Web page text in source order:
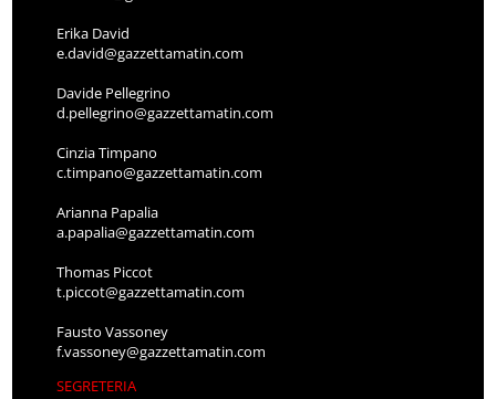
Erika David
e.david@gazzettamatin.com
Davide Pellegrino
d.pellegrino@gazzettamatin.com
Cinzia Timpano
c.timpano@gazzettamatin.com
Arianna Papalia
a.papalia@gazzettamatin.com
Thomas Piccot
t.piccot@gazzettamatin.com
Fausto Vassoney
f.vassoney@gazzettamatin.com
SEGRETERIA